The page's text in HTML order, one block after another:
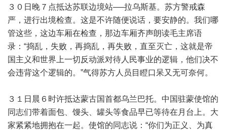
３０日晚７点抵达苏联边境站──拉乌斯基。苏方警戒森
严，进行出境检查。这是不许随便说话，要安静的。我们哪
管这些，这边车厢在检查，那边车厢齐声朗读毛主席语
录：“捣乱，失败，再捣乱，再失败，直至灭亡，这就是帝
国主义和世界上一切反动派对待人民事业的逻辑，他们决不
会违背这个逻辑的。”气得苏方人员目瞪口呆又无可奈何。
３１日晨６时许抵达蒙古国首都乌兰巴托。中国驻蒙使馆的
同志们带着面包、馒头、罐头等食品早已等待在月台上。大
家紧紧地拥抱在一起。使馆的同志说：“你们为正义、为真